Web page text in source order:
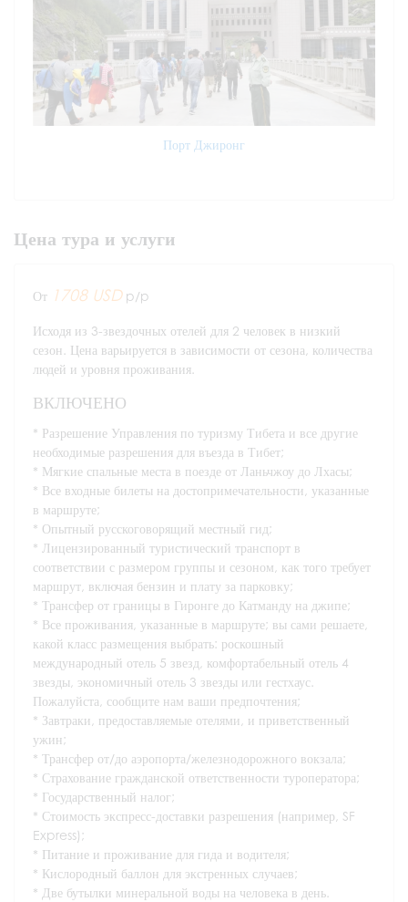
Порт Джиронг
Цена тура и услуги
От 1708 USDp/p
Исходя из 3-звездочных отелей для 2 человек в низкий
сезон. Цена варьируется в зависимости от сезона, количества
людей и уровня проживания.
ВКЛЮЧЕНО
Разрешение Управления по туризму Тибета и все другие
необходимые разрешения для въезда в Тибет;
Мягкие спальные места в поезде от Ланьчжоу до Лхасы;
Все входные билеты на достопримечательности, указанные
в маршруте;
Опытный русскоговорящий местный гид;
Лицензированный туристический транспорт в
соответствии с размером группы и сезоном, как того требует
маршрут, включая бензин и плату за парковку;
Трансфер от границы в Гиронге до Катманду на джипе;
Все проживания, указанные в маршруте; вы сами решаете,
какой класс размещения выбрать: роскошный
международный отель 5 звезд, комфортабельный отель 4
звезды, экономичный отель 3 звезды или гестхаус.
Пожалуйста, сообщите нам ваши предпочтения;
Завтраки, предоставляемые отелями, и приветственный
ужин;
Трансфер от/до аэропорта/железнодорожного вокзала;
Страхование гражданской ответственности туроператора;
Государственный налог;
Стоимость экспресс-доставки разрешения (например, SF
Express);
Питание и проживание для гида и водителя;
Кислородный баллон для экстренных случаев;
Две бутылки минеральной воды на человека в день.